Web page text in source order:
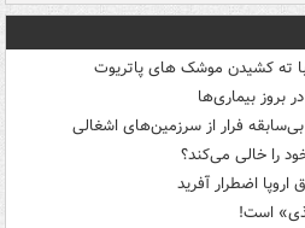
با ته کشیدن موشک های پاتریوت
بروز بیماری‌ها
فرار از سرزمین‌های اشغالی
را خالی می‌کند؟
اروپا اضطرار آفرید
است!